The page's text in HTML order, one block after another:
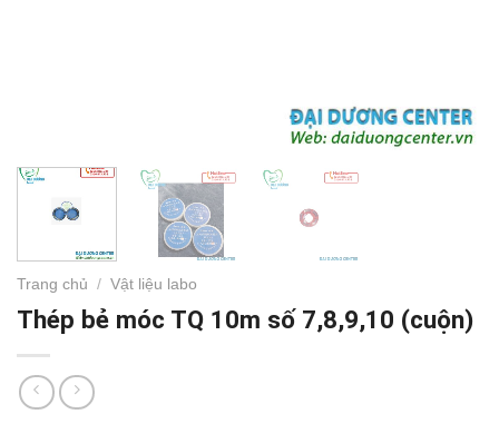
Trang chủ / Vật liệu labo
Thép bẻ móc TQ 10m số 7,8,9,10 (cuộn)